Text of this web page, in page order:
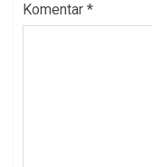
Komentar *